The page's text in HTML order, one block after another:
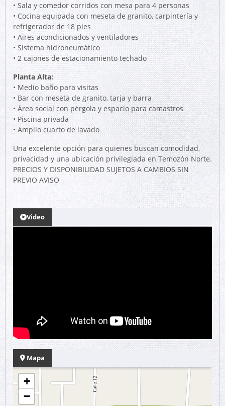
• Sala y comedor corridos con mesa para 4 personas
• Cocina equipada con meseta de granito, carpintería y
refrigerador de 18 pies
• Aires acondicionados y ventiladores
• Sistema hidroneumático
• 2 cajones de estacionamiento techado
Planta Alta:
• Medio baño para visitas
• Bar con meseta de granito, tarja y barra
• Área social con pérgola y espacio para camastros
• Piscina privada
• Amplio cuarto de lavado
Una excelente opción para quienes buscan comodidad,
privacidad y una ubicación privilegiada en Temozón Norte.
PRECIOS Y DISPONIBILIDAD SUJETOS A CAMBIOS SIN
PREVIO AVISO
Video
Mapa
+
−